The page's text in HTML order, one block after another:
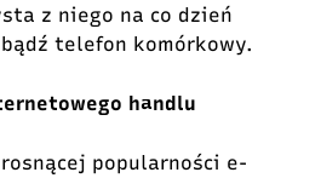
z niego na co dzień
telefon komórkowy.
handlu
popularności e-